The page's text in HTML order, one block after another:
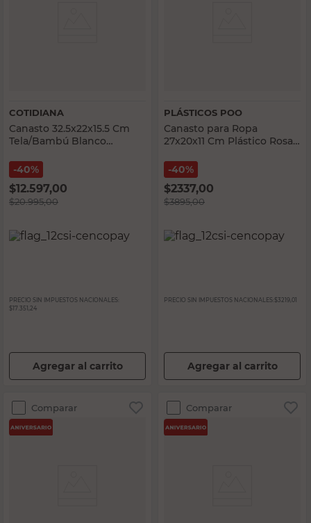
COTIDIANA
Canasto 32.5x22x15.5 Cm
Tela/Bambú Blanco
40%
$12.597,00
$20.995,00
PRECIO SIN IMPUESTOS NACIONALES:
$17.351,24
Agregar al carrito
PLÁSTICOS POO
Canasto para Ropa
27x20x11 Cm Plástico Rosa
40%
$2337,00
$3895,00
PRECIO SIN IMPUESTOS NACIONALES: $3219,01
Agregar al carrito
Comparar Comparar